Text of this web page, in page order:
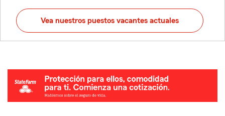
Vea nuestros puestos vacantes actuales